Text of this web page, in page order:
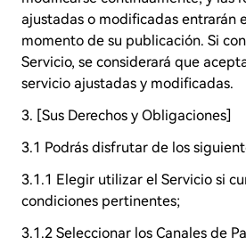
ajustadas o modificadas entrarán
momento de su publicación. Si
Servicio, se considerará que
servicio ajustadas y modificadas.
3. [Sus Derechos y Obligaciones]
3.1 Podrás disfrutar de los
3.1.1 Elegir utilizar el Servicio si
condiciones pertinentes;
3.1.2 Seleccionar los Canales de